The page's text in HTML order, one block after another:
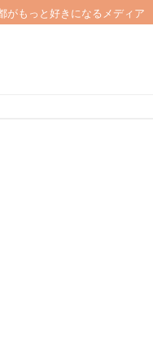
がもっと好きになるメディア